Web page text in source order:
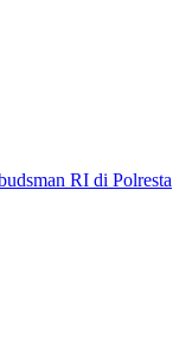
RI di Polresta